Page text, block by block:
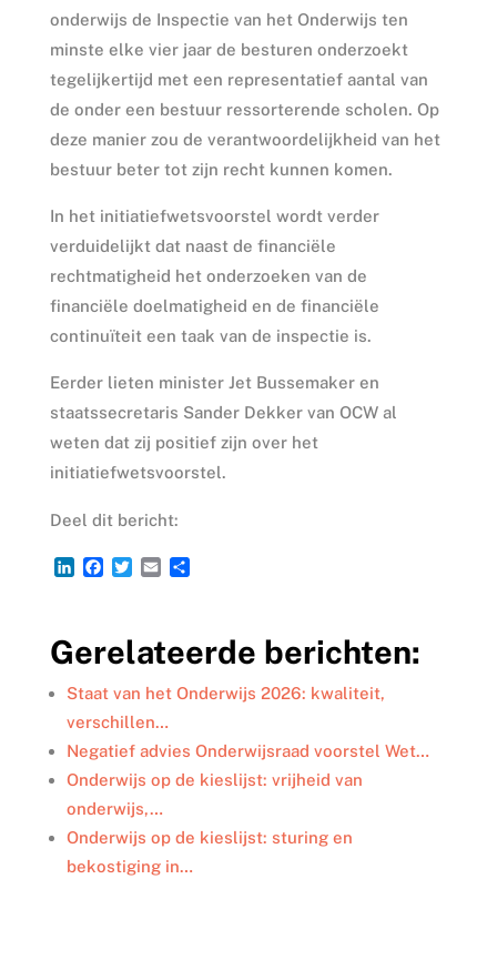
onderwijs de Inspectie van het Onderwijs ten
minste elke vier jaar de besturen onderzoekt
tegelijkertijd met een representatief aantal van
de onder een bestuur ressorterende scholen. Op
deze manier zou de verantwoordelijkheid van het
bestuur beter tot zijn recht kunnen komen.
In het initiatiefwetsvoorstel wordt verder
verduidelijkt dat naast de financiële
rechtmatigheid het onderzoeken van de
financiële doelmatigheid en de financiële
continuïteit een taak van de inspectie is.
Eerder lieten minister Jet Bussemaker en
staatssecretaris Sander Dekker van OCW al
weten dat zij positief zijn over het
initiatiefwetsvoorstel.
Deel dit bericht:
L
e
d
I
n
F
b
o
o
k
T
t
e
r
E
l
D
n
Gerelateerde berichten:
Staat van het Onderwijs 2026: kwaliteit,
verschillen…
Negatief advies Onderwijsraad voorstel Wet…
Onderwijs op de kieslijst: vrijheid van
onderwijs,…
Onderwijs op de kieslijst: sturing en
bekostiging in…